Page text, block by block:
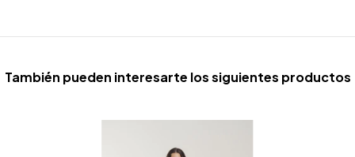
También pueden interesarte los siguientes productos